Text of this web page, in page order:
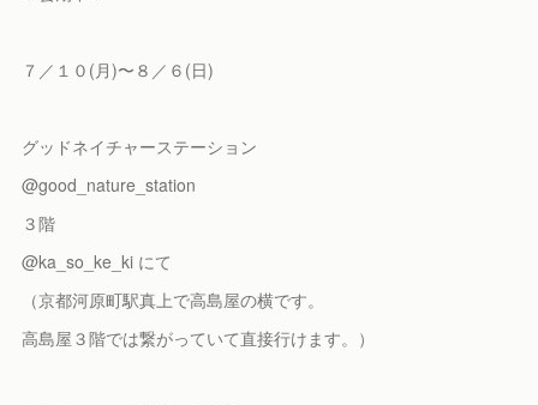
７／１０(月)〜８／６(日)
グッドネイチャーステーション
@good_nature_station
３階
@ka_so_ke_ki にて
（京都河原町駅真上で高島屋の横です。
高島屋３階では繋がっていて直接行けます。）